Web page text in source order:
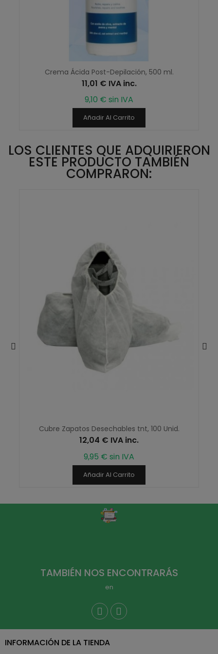
Crema Ácida Post-Depilación, 500 ml.
11,01 € IVA inc.
9,10 € sin IVA
Añadir Al Carrito
LOS CLIENTES QUE ADQUIRIERON
ESTE PRODUCTO TAMBIÉN
COMPRARON:
Cubre Zapatos Desechables tnt, 100 Unid.
12,04 € IVA inc.
9,95 € sin IVA
Añadir Al Carrito
TAMBIÉN NOS ENCONTRARÁS
en
INFORMACIÓN DE LA TIENDA